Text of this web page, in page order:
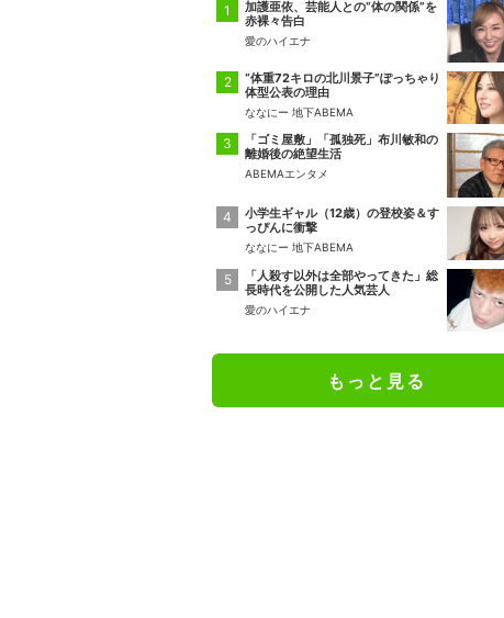
加護亜依、芸能人との“体の関係”を
赤裸々告白
愛のハイエナ
“体重72キロの北川景子”ぽっちゃり
体型公表の理由
ななにー 地下ABEMA
「ゴミ屋敷」「孤独死」布川敏和の
離婚後の絶望生活
ABEMAエンタメ
小学生ギャル（12歳）の登校姿＆す
っぴんに衝撃
ななにー 地下ABEMA
「人殺す以外は全部やってきた」総
長時代を公開した人気芸人
愛のハイエナ
もっと見る